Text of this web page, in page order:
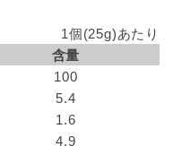
1個(25g)あたり
含量
100
5.4
1.6
4.9